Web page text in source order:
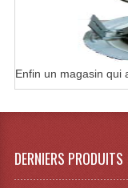
Enfin un magasin qui
DERNIERS PRODUITS